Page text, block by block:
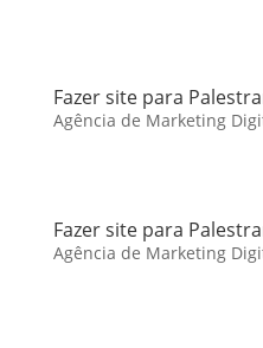
Fazer site para
Agência de Marketing
Fazer site para
Agência de Marketing